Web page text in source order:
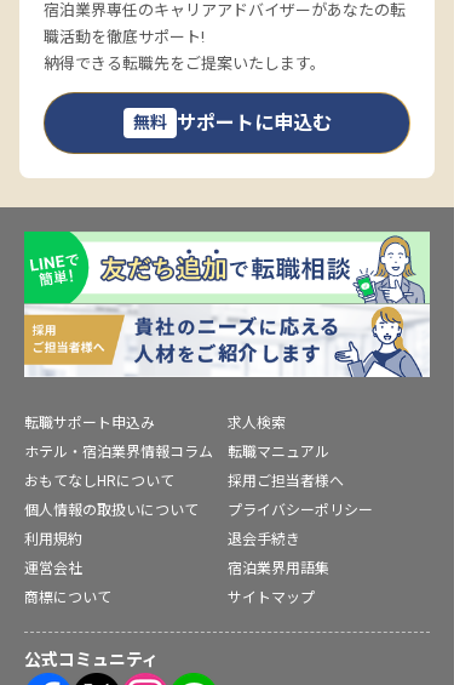
宿泊業界専任のキャリアアドバイザーがあなたの転
職活動を徹底サポート!
納得できる転職先をご提案いたします。
無料 サポートに申込む
転職サポート申込み
求人検索
ホテル・宿泊業界情報コラム
転職マニュアル
おもてなしHRについて
採用ご担当者様へ
個人情報の取扱いについて
プライバシーポリシー
利用規約
退会手続き
運営会社
宿泊業界用語集
商標について
サイトマップ
公式コミュニティ